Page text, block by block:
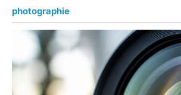
photographie